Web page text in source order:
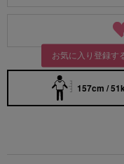
お気に入り登録す
157cm /